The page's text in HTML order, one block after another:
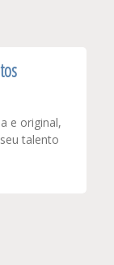
e original,
talento